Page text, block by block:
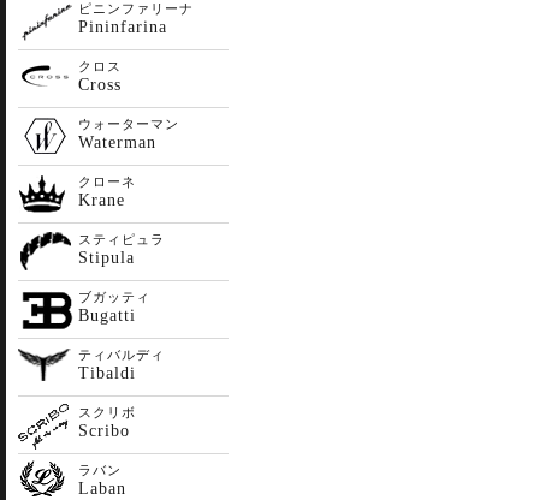
ピニンファリーナ
Pininfarina
クロス
Cross
ウォーターマン
Waterman
クローネ
Krane
スティピュラ
Stipula
ブガッティ
Bugatti
ティバルディ
Tibaldi
スクリボ
Scribo
ラバン
Laban